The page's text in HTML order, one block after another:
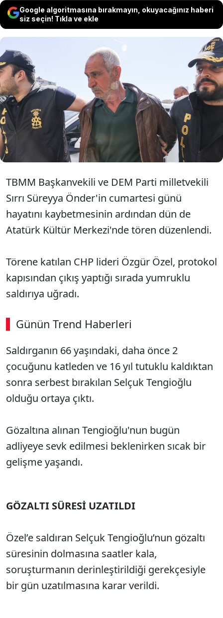
Google algoritmasına bırakmayın, okuyacağınız haberi
siz seçin! Tıkla ve ekle
Son Dakika Haberi... CHP Lideri Özgür Özel’e
AKM'deki protokol kapısından çıkarken
yumruklu saldırı gerçekleştiren saldırgan
Selçuk Tengioğlu’nun gözaltı süresinin bir
gün uzatılmasına karar verildi.
TBMM Başkanvekili ve DEM Parti milletvekili
Sırrı Süreyya Önder'in cumartesi günü
hayatını kaybetmesinin ardından dün de
Atatürk Kültür Merkezi'nde tören düzenlendi.
Törene katılan CHP lideri Özgür Özel, protokol
kapısından çıkış yaptığı sırada yumruklu
saldırıya uğradı.
Günün Trend Haberleri
Saldırganın 66 yaşındaki, daha önce 2
çocuğunu katleden ve 16 yıl tutuklu kaldıktan
sonra serbest bırakılan Selçuk Tengioğlu
olduğu ortaya çıktı.
Gözaltına alınan Tengioğlu'nun bugün
adliyeye sevk edilmesi beklenirken sıcak bir
gelişme yaşandı.
GÖZALTI SÜRESİ UZATILDI
Özel’e saldıran Selçuk Tengioğlu’nun gözaltı
süresinin dolmasına saatler kala,
soruşturmanın derinleştirildiği gerekçesiyle
bir gün uzatılmasına karar verildi.